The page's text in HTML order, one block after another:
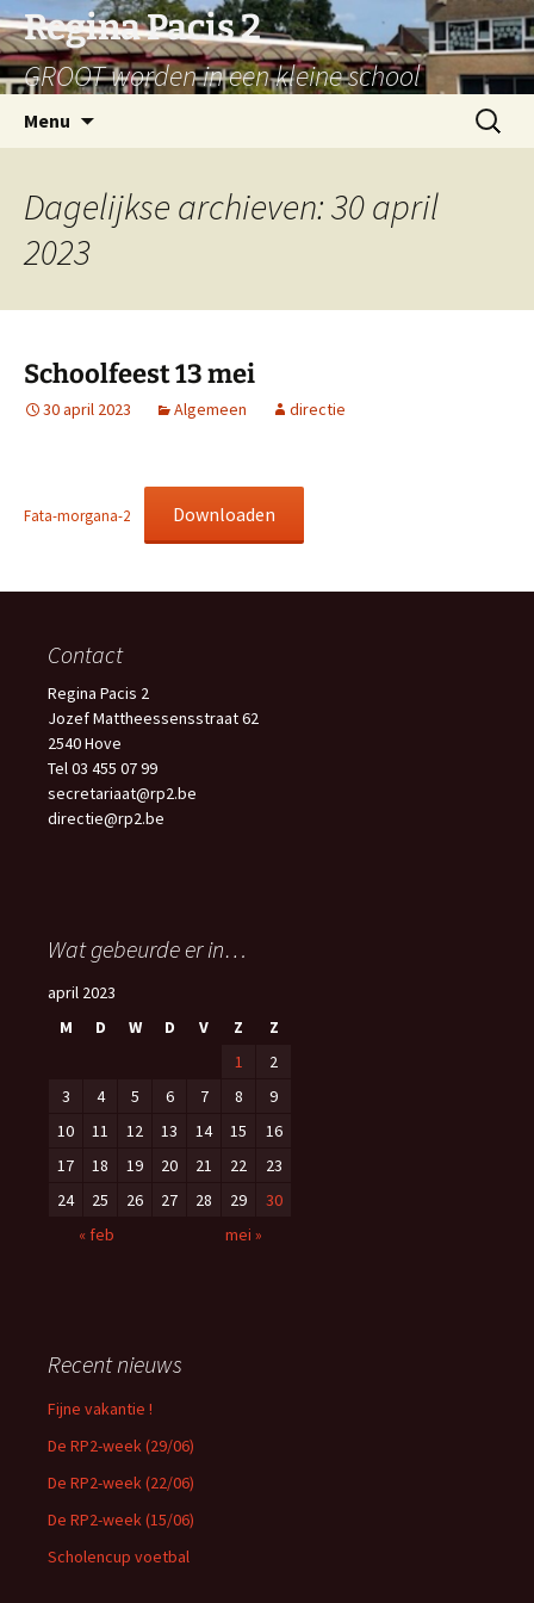
Ga
naar
de
inhoud
Regina Pacis 2
GROOT worden in een kleine school
Menu
Zoeken
naar:
Dagelijkse archieven: 30 april
2023
Schoolfeest 13 mei
30 april 2023 Algemeen directie
Fata-morgana-2 Downloaden
Contact
Regina Pacis 2
Jozef Mattheessensstraat 62
2540 Hove
Tel 03 455 07 99
secretariaat@rp2.be
directie@rp2.be
Wat gebeurde er in…
april 2023
M
D W D V Z
Z
1
2
3
4 5 6 7 8
9
10
11 12 13 14 15
16
17
18 19 20 21 22
23
24
25 26 27 28 29
30
« feb
mei »
Recent nieuws
Fijne vakantie !
De RP2-week (29/06)
De RP2-week (22/06)
De RP2-week (15/06)
Scholencup voetbal